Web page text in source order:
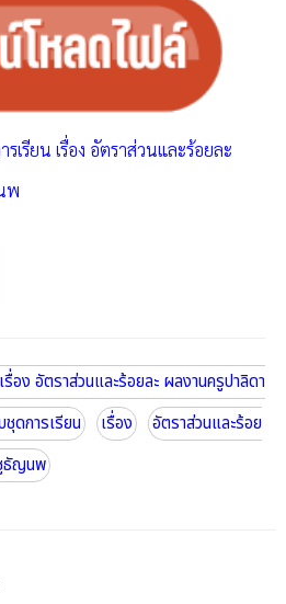
รเรียน เรื่อง อัตราส่วนและร้อยละ
พ
รื่อง อัตราส่วนและร้อยละ ผลงานครูปาลิดา
ชุดการเรียน เรื่อง
อัตราส่วนและร้อย
ญนพ